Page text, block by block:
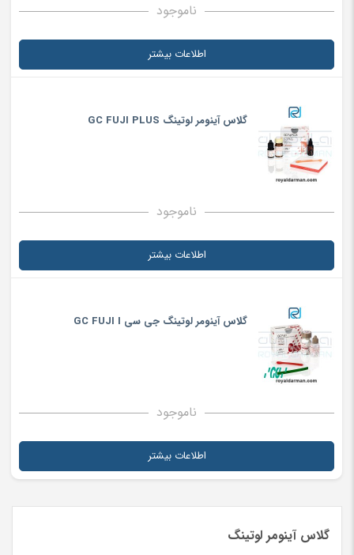
ناموجود
اطلاعات بیشتر
گلاس آینومر لوتینگ GC FUJI PLUS
ناموجود
اطلاعات بیشتر
گلاس آینومر لوتینگ جی سی GC FUJI I
ناموجود
اطلاعات بیشتر
گلاس آینومر لوتینگ